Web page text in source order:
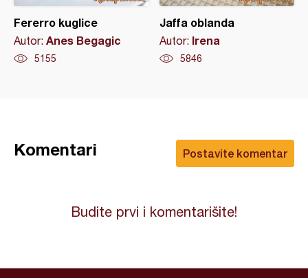
Fererro kuglice
Autor: Anes Begagic
5155
Jaffa oblanda
Autor: Irena
5846
Postavite komentar
Komentari
Budite prvi i komentarišite!